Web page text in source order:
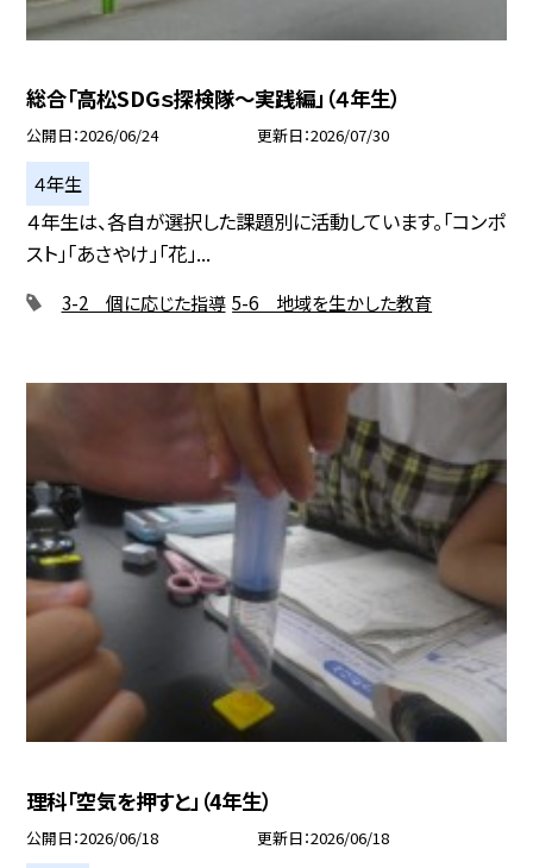
総合「高松SDGｓ探検隊〜実践編」（４年生）
公開日 2026/06/24 更新日 2026/07/30
４年生
４年生は、各自が選択した課題別に活動しています。「コンポ
スト」「あさやけ」「花」...
3-2 個に応じた指導 5-6 地域を生かした教育
理科「空気を押すと」（4年生）
公開日 2026/06/18 更新日 2026/06/18